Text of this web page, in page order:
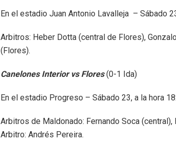
En el estadio Juan Antonio Lavalleja – Sábado
Arbitros: Heber Dotta (central de Flores),
(Flores).
Canelones Interior vs Flores(0-1 Ida)
En el estadio Progreso – Sábado 23, a la hora
Arbitros de Maldonado: Fernando Soca
Arbitro: Andrés Pereira.